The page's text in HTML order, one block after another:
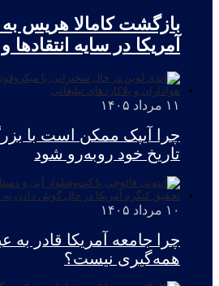
بازگشت کامالا هریس
آمریکا در سایه
۱۱ مرداد ۱۴۰۵
چرا آیپک ممکن است با
تاریخ خود روبه‌رو شود
۱۰ مرداد ۱۴۰۵
چرا جامعه آمریکا قادر به
همه‌گیری نیست؟